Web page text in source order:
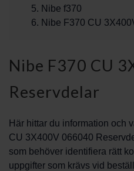
Nibe f370
Nibe F370 CU
Nibe F370 CU
Reservdelar
Här hittar du information och
CU 3X400V 066040
som behöver identifiera rätt
uppgifter som krävs vid